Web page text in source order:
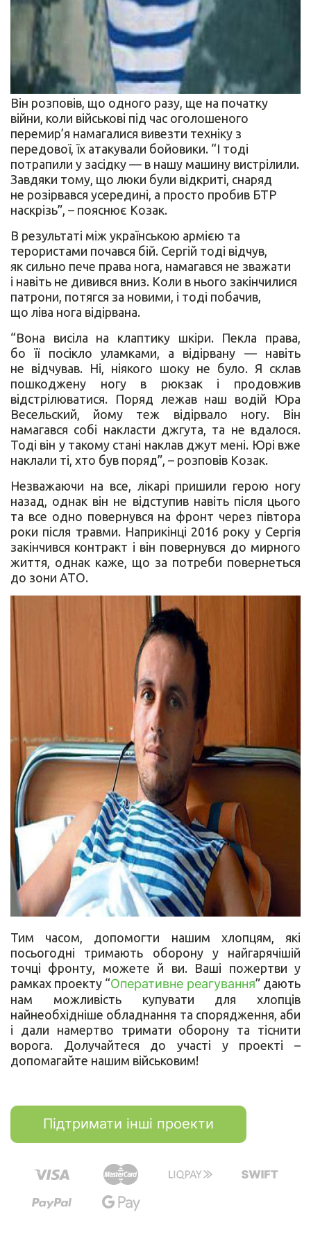
Він розповів, що одного разу, ще на початку
війни, коли військові під час оголошеного
перемир’я намагалися вивезти техніку з
передової, їх атакували бойовики. “І тоді
потрапили у засідку — в нашу машину вистрілили.
Завдяки тому, що люки були відкриті, снаряд
не розірвався усередині, а просто пробив БТР
наскрізь”, – пояснює Козак.
В результаті між українською армією та
терористами почався бій. Сергій тоді відчув,
як сильно пече права нога, намагався не зважати
і навіть не дивився вниз. Коли в нього закінчилися
патрони, потягся за новими, і тоді побачив,
що ліва нога відірвана.
“Вона висіла на клаптику шкіри. Пекла права,
бо її посікло уламками, а відірвану — навіть
не відчував. Ні, ніякого шоку не було. Я склав
пошкоджену ногу в рюкзак і продовжив
відстрілюватися. Поряд лежав наш водій Юра
Весельский, йому теж відірвало ногу. Він
намагався собі накласти джгута, та не вдалося.
Тоді він у такому стані наклав джут мені. Юрі вже
наклали ті, хто був поряд”, – розповів Козак.
Незважаючи на все, лікарі пришили герою ногу
назад, однак він не відступив навіть після цього
та все одно повернувся на фронт через півтора
роки після травми. Наприкінці 2016 року у Сергія
закінчився контракт і він повернувся до мирного
життя, однак каже, що за потреби повернеться
до зони АТО.
Тим часом, допомогти нашим хлопцям, які
посьогодні тримають оборону у найгарячішій
точці фронту, можете й ви. Ваші пожертви у
рамках проекту “Оперативне реагування” дають
нам можливість купувати для хлопців
найнеобхідніше обладнання та спорядження, аби
і дали намертво тримати оборону та тіснити
ворога. Долучайтеся до участі у проекті –
допомагайте нашим військовим!
Підтримати інші проекти